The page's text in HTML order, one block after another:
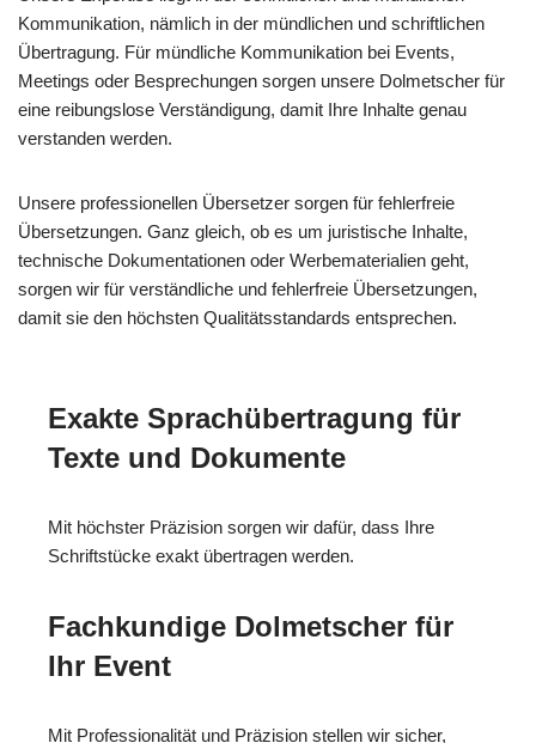
Kommunikation, nämlich in der mündlichen und schriftlichen
Übertragung. Für mündliche Kommunikation bei Events,
Meetings oder Besprechungen sorgen unsere Dolmetscher für
eine reibungslose Verständigung, damit Ihre Inhalte genau
verstanden werden.
Unsere professionellen Übersetzer sorgen für fehlerfreie
Übersetzungen. Ganz gleich, ob es um juristische Inhalte,
technische Dokumentationen oder Werbematerialien geht,
sorgen wir für verständliche und fehlerfreie Übersetzungen,
damit sie den höchsten Qualitätsstandards entsprechen.
Exakte Sprachübertragung für
Texte und Dokumente
Mit höchster Präzision sorgen wir dafür, dass Ihre
Schriftstücke exakt übertragen werden.
Fachkundige Dolmetscher für
Ihr Event
Mit Professionalität und Präzision stellen wir sicher,